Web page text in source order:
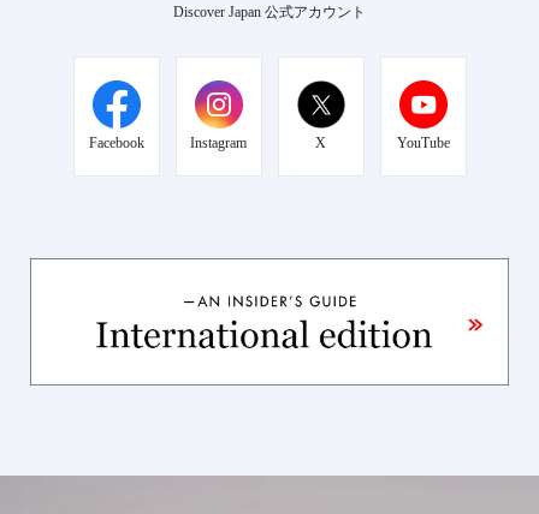
Discover Japan 公式アカウント
Facebook Instagram X YouTube